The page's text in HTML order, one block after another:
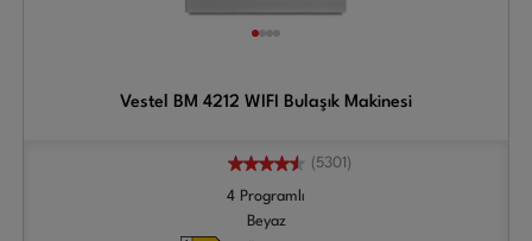
Vestel BM 4212 WIFI Bulaşık Makinesi
(5301)
4 Programlı
Beyaz